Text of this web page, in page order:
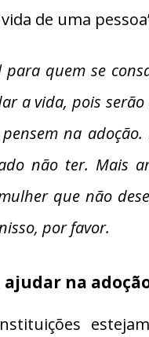
de uma
quem se
a vida, pois
na
não ter. Mais
que não
por favor.
na